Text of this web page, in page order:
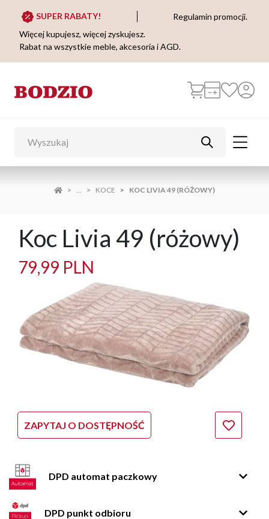
SUPER RABATY!
Regulamin promocji.
Więcej kupujesz, więcej zyskujesz.
Rabat na wszystkie meble, akcesoria i AGD.
... KOCE KOC LIVIA 49 (RÓŻOWY)
Koc Livia 49 (różowy)
79,99 PLN
ZAPYTAJ O DOSTĘPNOŚĆ
DPD automat paczkowy
DPD punkt odbioru